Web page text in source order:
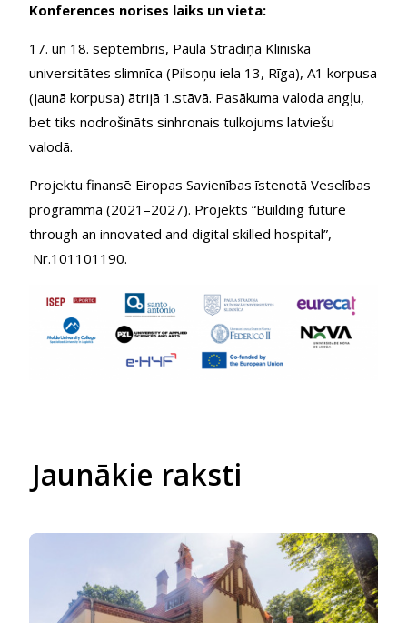
Konferences norises laiks un vieta:
17. un 18. septembris, Paula Stradiņa Klīniskā
universitātes slimnīca (Pilsoņu iela 13, Rīga), A1 korpusa
(jaunā korpusa) ātrijā 1.stāvā. Pasākuma valoda angļu,
bet tiks nodrošināts sinhronais tulkojums latviešu
valodā.
Projektu finansē Eiropas Savienības īstenotā Veselības
programma (2021–2027). Projekts “Building future
through an innovated and digital skilled hospital”,
Nr.101101190.
Jaunākie raksti